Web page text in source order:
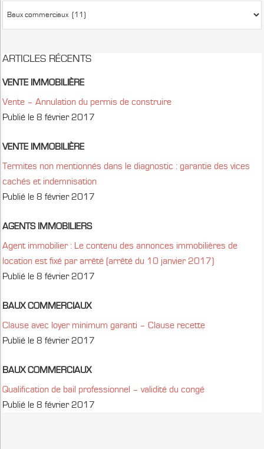
ARTICLES RÉCENTS
VENTE IMMOBILIÈRE
Vente – Annulation du permis de construire
Publié le 8 février 2017
VENTE IMMOBILIÈRE
Termites non mentionnés dans le diagnostic : garantie des vices
cachés et indemnisation
Publié le 8 février 2017
AGENTS IMMOBILIERS
Agent immobilier : Le contenu des annonces immobilières de
location est fixé par arrêté (arrêté du 10 janvier 2017)
Publié le 8 février 2017
BAUX COMMERCIAUX
Clause avec loyer minimum garanti – Clause recette
Publié le 8 février 2017
BAUX COMMERCIAUX
Qualification de bail professionnel – validité du congé
Publié le 8 février 2017